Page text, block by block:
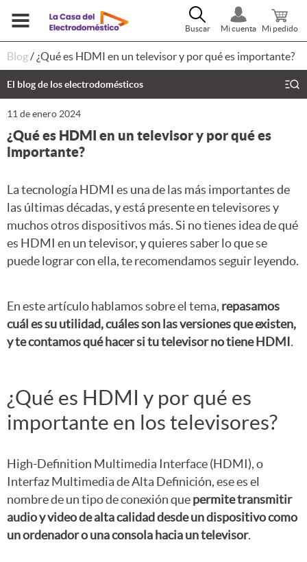
Buscar Mi cuenta Mi pedido
Blog/ ¿Qué es HDMI en un televisor y por qué es importante?
El blog de los electrodomésticos
11 de enero 2024
¿Qué es HDMI en un televisor y por qué es
importante?
La tecnología HDMI es una de las más importantes de
las últimas décadas, y está presente en televisores y
muchos otros dispositivos más. Si no tienes idea de qué
es HDMI en un televisor, y quieres saber lo que se
puede lograr con ella, te recomendamos seguir leyendo.
En este artículo hablamos sobre el tema, repasamos
cuál es su utilidad, cuáles son las versiones que existen,
y te contamos qué hacer si tu televisor no tiene HDMI.
¿Qué es HDMI y por qué es
importante en los televisores?
High-Definition Multimedia Interface (HDMI), o
Interfaz Multimedia de Alta Definición, ese es el
nombre de un tipo de conexión quepermite transmitir
audio y video de alta calidad desde un dispositivo como
un ordenador o una consola hacia un televisor.